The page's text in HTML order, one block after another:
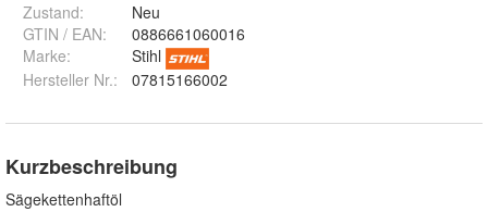
Zustand:
Neu
GTIN / EAN:
0886661060016
Marke:
Stihl
Hersteller Nr.:
07815166002
Kurzbeschreibung
Sägekettenhaftöl